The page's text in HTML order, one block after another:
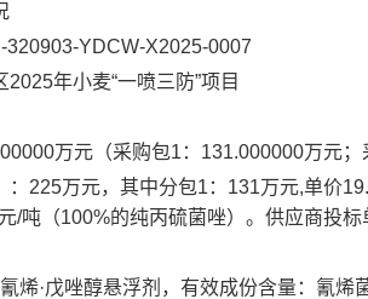
320903-YDCW-X2025-0007
2025年小麦“一喷三防”项目
万元（采购包1：131.000000万元
225万元，其中分包1：131万元,单价
/吨（100%的纯丙硫菌唑）。供应商投
烯·戊唑醇悬浮剂，有效成份含量：氰烯